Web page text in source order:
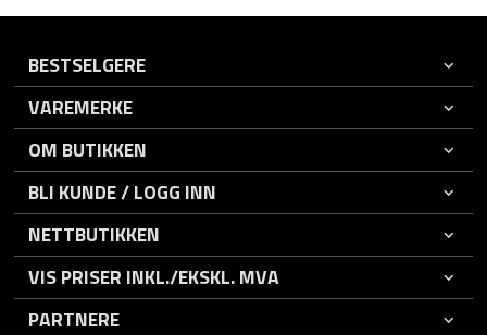
BESTSELGERE
VAREMERKE
OM BUTIKKEN
BLI KUNDE / LOGG INN
NETTBUTIKKEN
VIS PRISER INKL./EKSKL. MVA
PARTNERE